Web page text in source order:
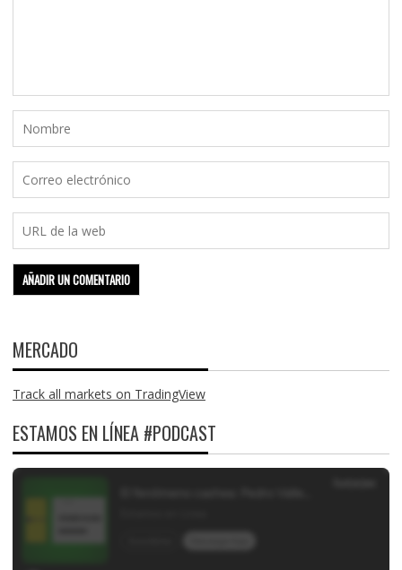
MERCADO
Track all markets on TradingView
ESTAMOS EN LÍNEA #PODCAST